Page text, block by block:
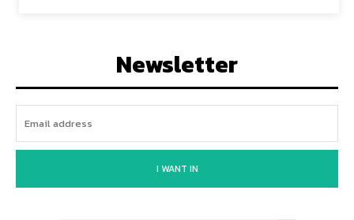
Newsletter
I WANT IN